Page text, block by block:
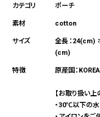
ポーチ
cotton
全長：24(cm)
(cm)
原産国：KOREA
【お取り扱い上
・30℃以下の水